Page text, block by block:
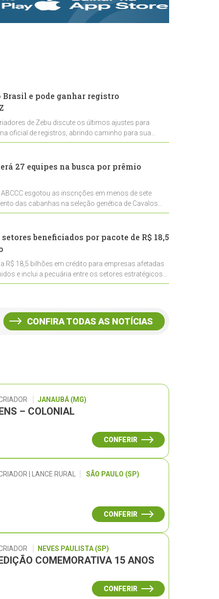
rastreabilidade e
rigor técnico para
Brasil e pode ganhar registro
de Zebu discute os últimos ajustes para
oficial de registros, abrindo caminho para sua
27 equipes na busca por prêmio
esgotou as inscrições em menos de sete
das cabanhas na seleção genética de Cavalos
beneficiados por pacote de R$ 18,5
R$ 18,5 bilhões em crédito para empresas afetadas
e inclui a pecuária entre os setores estratégicos
CONFIRA TODAS AS NOTÍCIAS
JANAUBÁ (MG)
– COLONIAL
CONFERIR
| LANCE RURAL SÃO PAULO (SP)
CONFERIR
NEVES PAULISTA (SP)
COMEMORATIVA 15 ANOS
CONFERIR